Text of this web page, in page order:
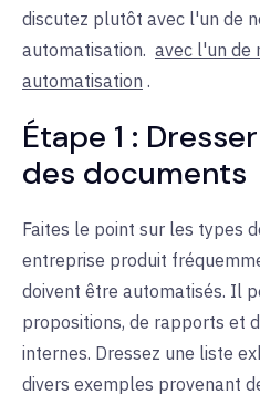
discutez plutôt avec l'un de
automatisation. avec l'un de
automatisation .
Étape 1 :
des documents
Faites le point sur les types
entreprise produit
doivent être automatisés. Il
propositions, de rapports et
internes. Dressez une liste
divers exemples provenant